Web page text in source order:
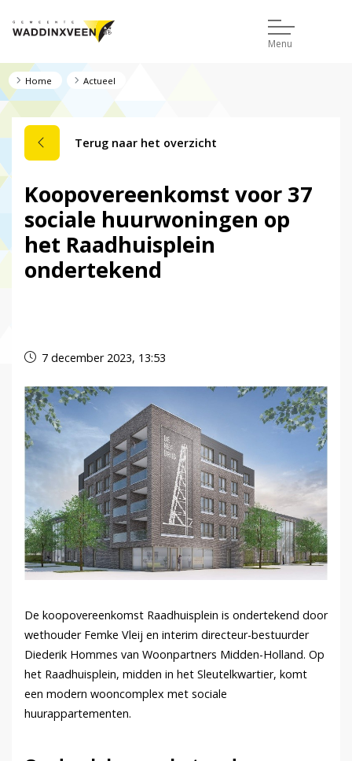
Menu
Home Actueel
Terug naar het overzicht
Koopovereenkomst voor 37
sociale huurwoningen op
het Raadhuisplein
ondertekend
7 december 2023, 13:53
De koopovereenkomst Raadhuisplein is ondertekend door
wethouder Femke Vleij en interim directeur-bestuurder
Diederik Hommes van Woonpartners Midden-Holland. Op
het Raadhuisplein, midden in het Sleutelkwartier, komt
een modern wooncomplex met sociale
huurappartementen.